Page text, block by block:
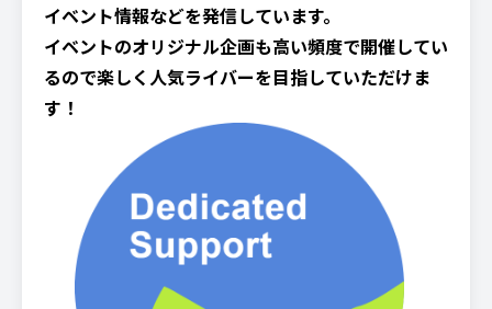
イベント情報などを発信しています。
イベントのオリジナル企画も高い頻度で開催してい
るので楽しく人気ライバーを目指していただけま
す！